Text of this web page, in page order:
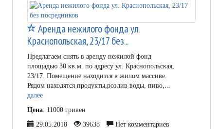
Аренда нежилого фонда ул.
Краснопольская, 23/17 без...
Предлагаем снять в аренду нежилой фонд
площадью 30 кв.м. по адресу ул. Краснопольская,
23/17. Помещение находится в жилом массиве.
Рядом находятся продукты,розлив воды, пиво,...
далее
Цена: 11000 гривен
29.05.2018
39638
Нет комментариев